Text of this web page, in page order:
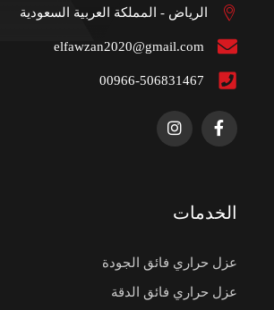
الرياض - المملكة العربية السعودية
elfawzan2020@gmail.com
00966-506831467
الخدمات
عزل حراري فائق الجودة
عزل حراري فائق الدقة